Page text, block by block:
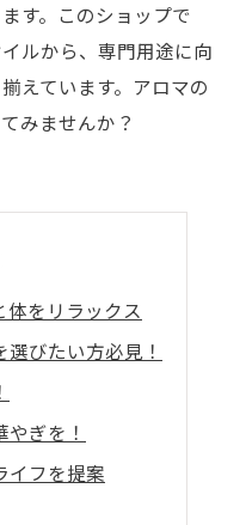
す。このショップで
ルから、専門用途に向
えています。アロマの
みませんか？
体をリラックス
びたい方必見！
ぎを！
イフを提案